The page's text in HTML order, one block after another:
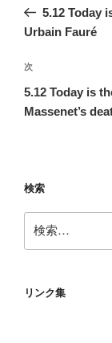
ナ
ゲ
ー
シ
の
投
5.12 Today
Urbain Fauré
次
の
投
次
5.12 Today is
Massenet’s
検索
索:
リンク集